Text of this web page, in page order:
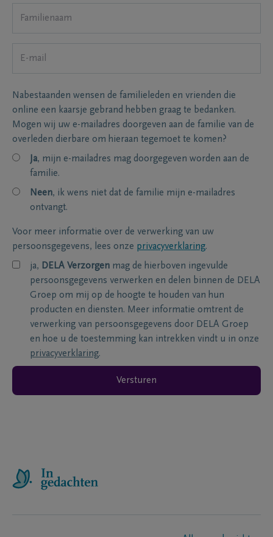
Nabestaanden wensen de familieleden en vrienden die
online een kaarsje gebrand hebben graag te bedanken.
Mogen wij uw e-mailadres doorgeven aan de familie van de
overleden dierbare om hieraan tegemoet te komen?
Ja, mijn e-mailadres mag doorgegeven worden aan de
familie.
Neen, ik wens niet dat de familie mijn e-mailadres
ontvangt.
Voor meer informatie over de verwerking van uw
persoonsgegevens, lees onze privacyverklaring.
ja, DELA Verzorgen mag de hierboven ingevulde
persoonsgegevens verwerken en delen binnen de DELA
Groep om mij op de hoogte te houden van hun
producten en diensten. Meer informatie omtrent de
verwerking van persoonsgegevens door DELA Groep
en hoe u de toestemming kan intrekken vindt u in onze
privacyverklaring.
Versturen